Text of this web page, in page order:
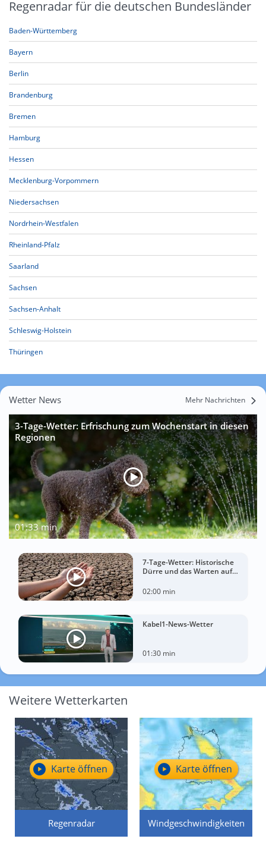
Regenradar für die deutschen Bundesländer
Baden-Württemberg
Bayern
Berlin
Brandenburg
Bremen
Hamburg
Hessen
Mecklenburg-Vorpommern
Niedersachsen
Nordrhein-Westfalen
Rheinland-Pfalz
Saarland
Sachsen
Sachsen-Anhalt
Schleswig-Holstein
Thüringen
Wetter News Mehr Nachrichten
3-Tage-Wetter: Erfrischung zum Wochenstart in diesen
Regionen
01:33 min
7-Tage-Wetter: Historische
Dürre und das Warten auf
02:00 min
Kabel1-News-Wetter
01:30 min
Weitere Wetterkarten
Regenradar
Karte öffnen
Windgeschwindigkeiten
Karte öffnen